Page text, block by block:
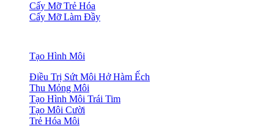
Cấy Mỡ Trẻ Hóa
Cấy Mỡ Làm Đầy
Tạo Hình Môi
Điều Trị Sứt Môi Hở Hàm Ếch
Thu Mỏng Môi
Tạo Hình Môi Trái Tim
Tạo Môi Cười
Trẻ Hóa Môi